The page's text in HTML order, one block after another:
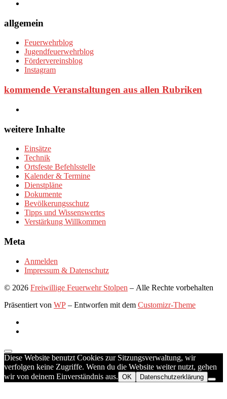
allgemein
Feuerwehrblog
Jugendfeuerwehrblog
Fördervereinsblog
Instagram
kommende Veranstaltungen aus allen Rubriken
weitere Inhalte
Einsätze
Technik
Ortsfeste Befehlsstelle
Kalender & Termine
Dienstpläne
Dokumente
Bevölkerungsschutz
Tipps und Wissenswertes
Verstärkung Willkommen
Meta
Anmelden
Impressum & Datenschutz
© 2026 Freiwillige Feuerwehr Stolpen – Alle Rechte vorbehalten
Präsentiert von WP – Entworfen mit dem Customizr-Theme
Diese Website benutzt Cookies zur Sitzungsverwaltung, wir
verfolgen keine Zugriffe. Wenn du die Website weiter nutzt, gehen
wir von deinem Einverständnis aus. OK Datenschutzerklärung